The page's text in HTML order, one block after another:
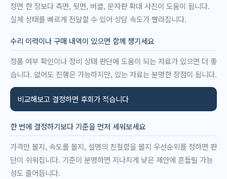
정면 한 장보다 측면, 뒷면, 버클, 문자판 확대 사진이 도움이 됩니다.
실제 상태를 빠르게 전달할 수 있어 상담 속도가 빨라집니다.
수리 이력이나 구매 내역이 있으면 함께 챙기세요
정품 여부 확인이나 정비 상태 판단에 도움이 되는 자료가 있으면 더 좋
습니다. 없어도 진행은 가능하지만, 있는 자료는 분명한 장점이 됩니다.
비교해보고 결정하면 후회가 적습니다
한 번에 결정하기보다 기준을 먼저 세워보세요
가격만 볼지, 속도를 볼지, 설명의 친절함을 볼지 우선순위를 정하면 판
단이 쉬워집니다. 기준이 분명하면 지나치게 낮은 제안에 흔들릴 가능
성도 줄어듭니다.